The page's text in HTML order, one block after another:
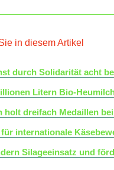
in diesem Artikel
durch Solidarität acht
Litern Bio-
holt dreifach Medaillen
internationale
Silageeinsatz und